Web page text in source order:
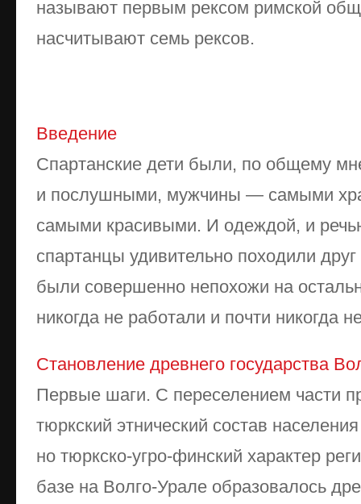
называют первым рексом римской
насчитывают семь рексов.
Введение
Спартанские дети были, по общему
и послушными, мужчины — самыми
самыми красивыми. И одеждой, и
спартанцы удивительно походили
были совершенно непохожи на
никогда не работали и почти никогда
Становление древнего государства
Первые шаги. С переселением части
тюркский этнический состав
но тюркско-угро-финский характер
базе на Волго-Урале образовалось